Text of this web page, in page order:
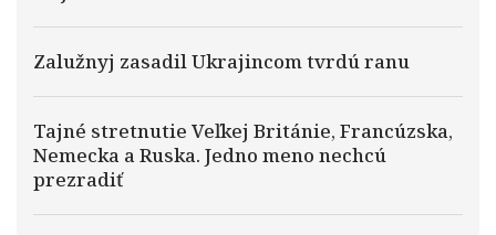
Zalužnyj zasadil Ukrajincom tvrdú ranu
Tajné stretnutie Veľkej Británie, Francúzska,
Nemecka a Ruska. Jedno meno nechcú
prezradiť